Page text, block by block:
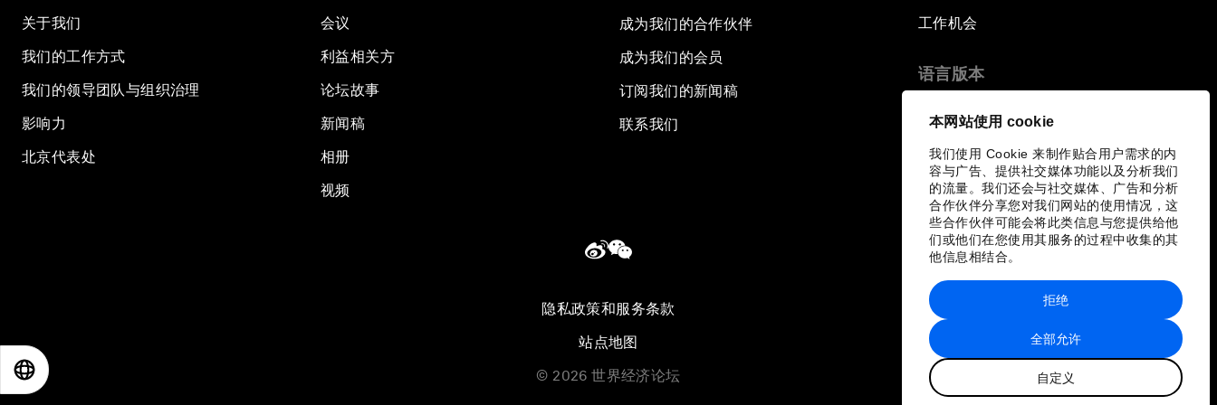
本网站使用 cookie
我们使用 Cookie 来制作贴合用户需求的内
容与广告、提供社交媒体功能以及分析我们
的流量。我们还会与社交媒体、广告和分析
合作伙伴分享您对我们网站的使用情况，这
些合作伙伴可能会将此类信息与您提供给他
们或他们在您使用其服务的过程中收集的其
他信息相结合。
全部允许
自定义
拒绝
关于我们
我们的工作方式
我们的领导团队与组织治理
影响力
北京代表处
会议
利益相关方
论坛故事
新闻稿
相册
视频
成为我们的合作伙伴
成为我们的会员
订阅我们的新闻稿
联系我们
工作机会
语言版本
隐私政策和服务条款
站点地图
© 2026 世界经济论坛